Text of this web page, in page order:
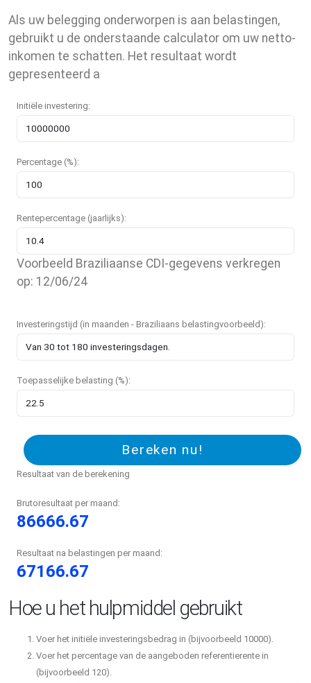
Als uw belegging onderworpen is aan belastingen,
gebruikt u de onderstaande calculator om uw netto-
inkomen te schatten. Het resultaat wordt
gepresenteerd a
Initiële investering:
Percentage (%):
Rentepercentage (jaarlijks):
Voorbeeld Braziliaanse CDI-gegevens verkregen
op: 12/06/24
Investeringstijd (in maanden - Braziliaans belastingvoorbeeld):
Toepasselijke belasting (%):
Bereken nu!
Resultaat van de berekening
Brutoresultaat per maand:
86666.67
Resultaat na belastingen per maand:
67166.67
Hoe u het hulpmiddel gebruikt
Voer het initiële investeringsbedrag in (bijvoorbeeld 10000).
Voer het percentage van de aangeboden referentierente in
(bijvoorbeeld 120).